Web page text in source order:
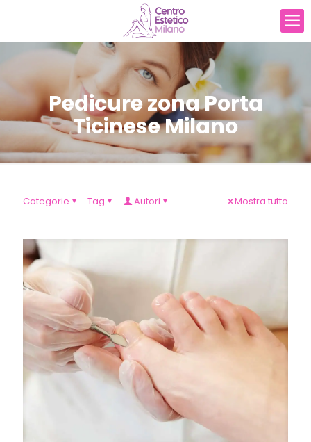
Pedicure zona Porta
Ticinese Milano
Categorie Tag Autori Mostra tutto